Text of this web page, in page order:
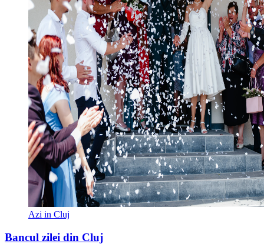
Azi in Cluj
Bancul zilei din Cluj